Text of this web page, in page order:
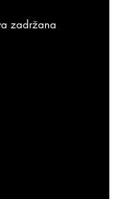
zadržana